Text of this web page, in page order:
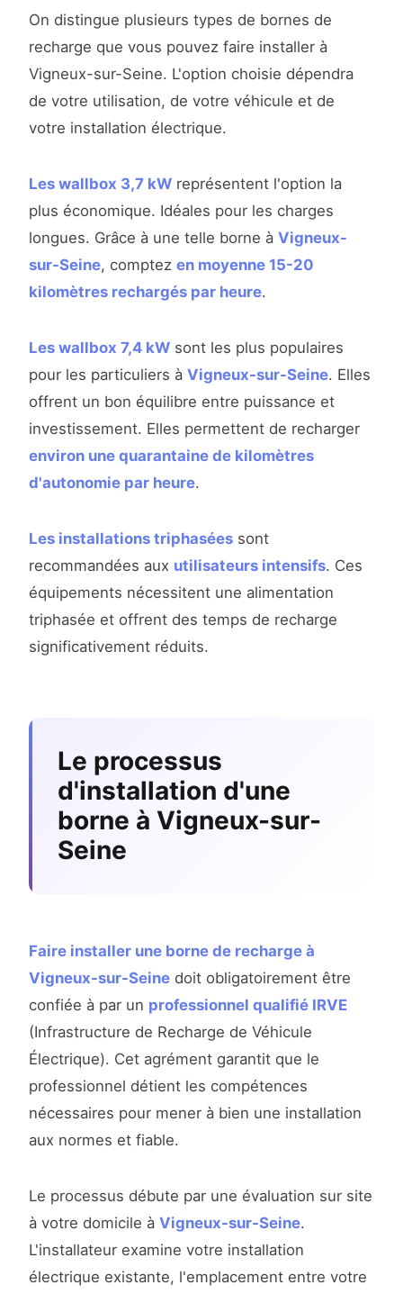
On distingue plusieurs types de bornes de
recharge que vous pouvez faire installer à
Vigneux-sur-Seine. L'option choisie dépendra
de votre utilisation, de votre véhicule et de
votre installation électrique.
Les wallbox 3,7 kW représentent l'option la
plus économique. Idéales pour les charges
longues. Grâce à une telle borne à Vigneux-
sur-Seine, comptez en moyenne 15-20
kilomètres rechargés par heure.
Les wallbox 7,4 kW sont les plus populaires
pour les particuliers à Vigneux-sur-Seine. Elles
offrent un bon équilibre entre puissance et
investissement. Elles permettent de recharger
environ une quarantaine de kilomètres
d'autonomie par heure.
Les installations triphasées sont
recommandées aux utilisateurs intensifs. Ces
équipements nécessitent une alimentation
triphasée et offrent des temps de recharge
significativement réduits.
Le processus
d'installation d'une
borne à Vigneux-sur-
Seine
Faire installer une borne de recharge à
Vigneux-sur-Seine doit obligatoirement être
confiée à par un professionnel qualifié IRVE
(Infrastructure de Recharge de Véhicule
Électrique). Cet agrément garantit que le
professionnel détient les compétences
nécessaires pour mener à bien une installation
aux normes et fiable.
Le processus débute par une évaluation sur site
à votre domicile à Vigneux-sur-Seine.
L'installateur examine votre installation
électrique existante, l'emplacement entre votre